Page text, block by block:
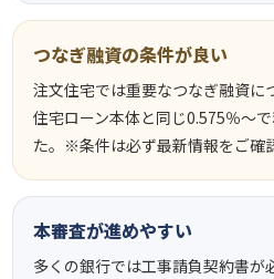
つなぎ融資の条件が良い
注文住宅では重要なつなぎ融資に
住宅ローン本体と同じ0.575％～
た。※条件は必ず最新情報をご確
本審査が進めやすい
多くの銀行では工事請負契約書が